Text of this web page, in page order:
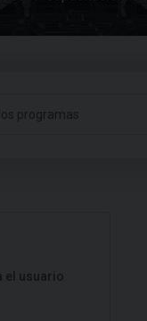
programas
el usuario